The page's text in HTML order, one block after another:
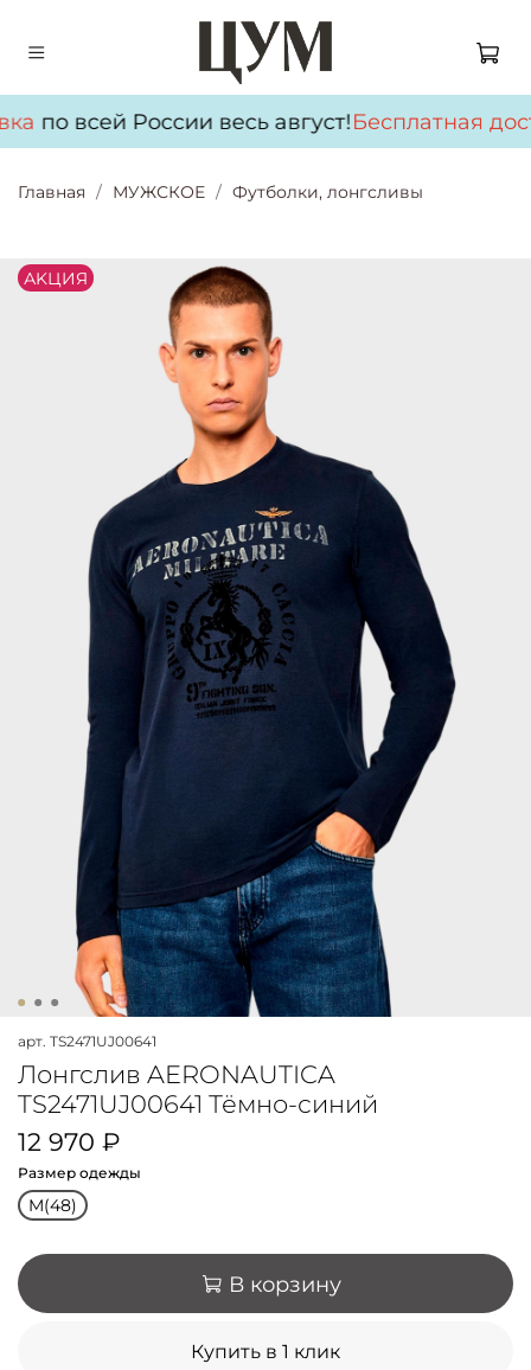
по всей России весь август!Бесплатная
Главная МУЖСКОЕ Футболки, лонгсливы
АKЦИЯ
арт. TS2471UJ00641
Лонгслив AERONAUTICA
TS2471UJ00641 Тёмно-синий
12 970 ₽
Размер одежды
M(48)
В корзину
Купить в 1 клик